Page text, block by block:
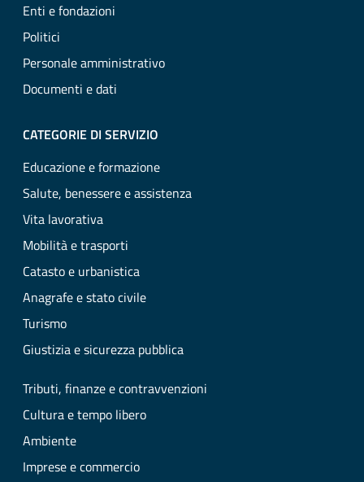
Enti e fondazioni
Politici
Personale amministrativo
Documenti e dati
CATEGORIE DI SERVIZIO
Educazione e formazione
Salute, benessere e assistenza
Vita lavorativa
Mobilità e trasporti
Catasto e urbanistica
Anagrafe e stato civile
Turismo
Giustizia e sicurezza pubblica
Tributi, finanze e contravvenzioni
Cultura e tempo libero
Ambiente
Imprese e commercio